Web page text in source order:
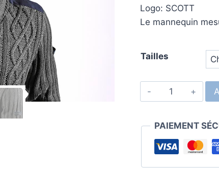
Logo: SCOTT
Le mannequin
Tailles
PAIEMENT